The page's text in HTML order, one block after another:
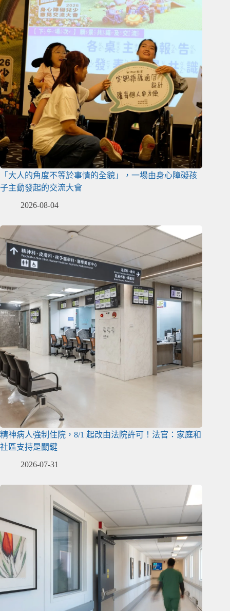
「大人的角度不等於事情的全貌」，一場由身心障礙孩
子主動發起的交流大會
2026-08-04
精神病人強制住院，8/1 起改由法院許可！法官：家庭和
社區支持是關鍵
2026-07-31